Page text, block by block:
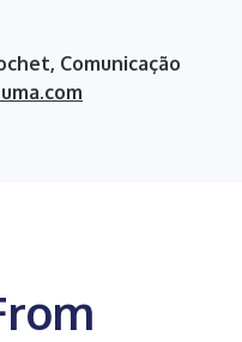
Comunicação